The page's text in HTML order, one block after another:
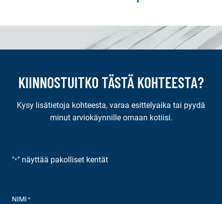
KIINNOSTUITKO TÄSTÄ KOHTEESTA?
Kysy lisätietoja kohteesta, varaa esittelyaika tai pyydä
minut arviokäynnille omaan kotiisi.
"*" näyttää pakolliset kentät
NIMI *